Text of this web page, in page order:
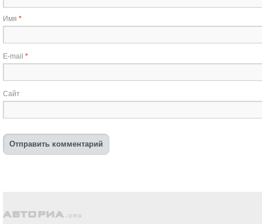
Имя *
E-mail *
Сайт